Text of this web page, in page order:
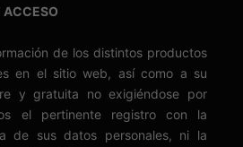
ACCESO
de los distintos productos
en el sitio web, así como a su
y gratuita no exigiéndose por
el pertinente registro con la
de sus datos personales, ni la